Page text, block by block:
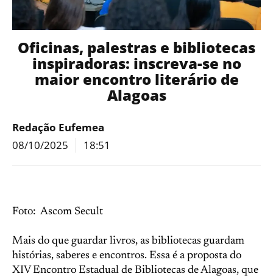
Oficinas, palestras e bibliotecas
inspiradoras: inscreva-se no
maior encontro literário de
Alagoas
Redação Eufemea
08/10/2025
18:51
Foto: Ascom Secult
Mais do que guardar livros, as bibliotecas guardam
histórias, saberes e encontros. Essa é a proposta do
XIV Encontro Estadual de Bibliotecas de Alagoas, que